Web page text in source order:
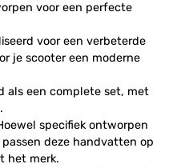
voor een perfecte
voor een verbeterde
je scooter een moderne
als een complete set, met
specifiek ontworpen
deze handvatten op
het merk.